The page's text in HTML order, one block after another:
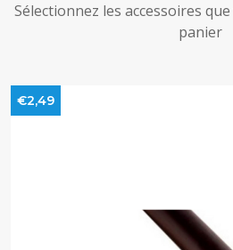
Sélectionnez les accessoires
panier
€2,49